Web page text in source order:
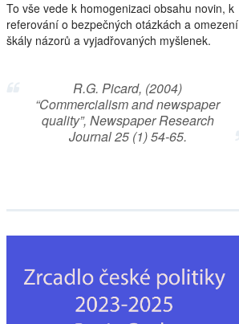
To vše vede k homogenizaci obsahu novin, k
referování o bezpečných otázkách a omezení
škály názorů a vyjadřovaných myšlenek.
R.G. Picard, (2004)
“Commercialism and newspaper
quality”, Newspaper Research
Journal 25 (1) 54-65.